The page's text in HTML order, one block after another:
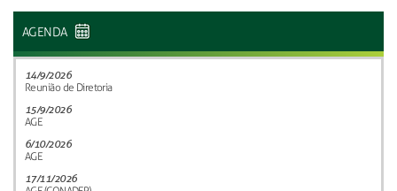
AGENDA
14/9/2026
Reunião de Diretoria
15/9/2026
AGE
6/10/2026
AGE
17/11/2026